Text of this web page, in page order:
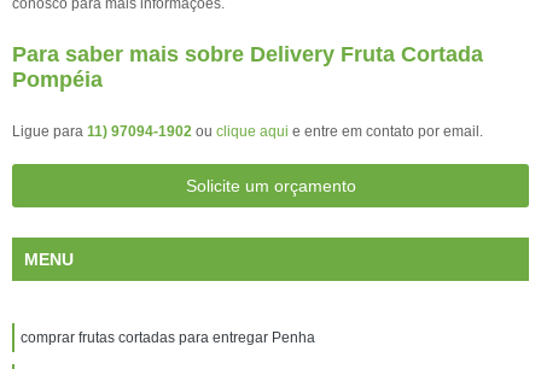
conosco para mais informações.
Para saber mais sobre Delivery Fruta Cortada
Pompéia
Ligue para 11) 97094-1902 ou clique aqui e entre em contato por email.
Solicite um orçamento
MENU
comprar frutas cortadas para entregar Penha